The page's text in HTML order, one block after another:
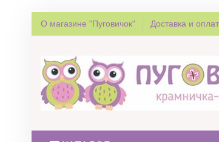
О магазине "Пуговичок" Доставка и